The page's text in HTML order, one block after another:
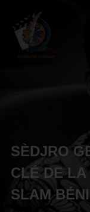
SÈDJRO
CLÉ DE LA
SLAM